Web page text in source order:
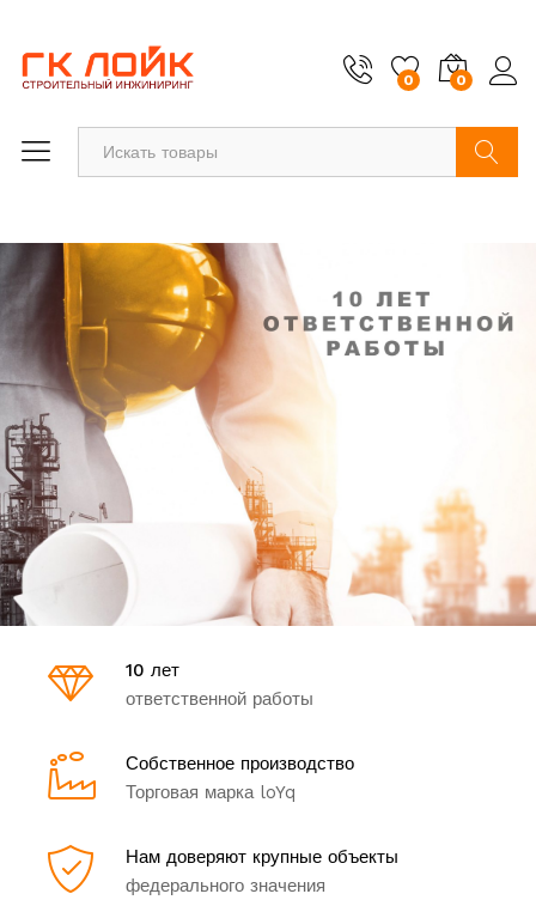
0 0
10 лет
ответственной работы
Собственное производство
Торговая марка loYq
Нам доверяют крупные объекты
федерального значения